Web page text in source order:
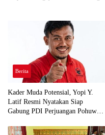
Berita
Kader Muda Potensial, Yopi Y.
Latif Resmi Nyatakan Siap
Gabung PDI Perjuangan Pohuwato